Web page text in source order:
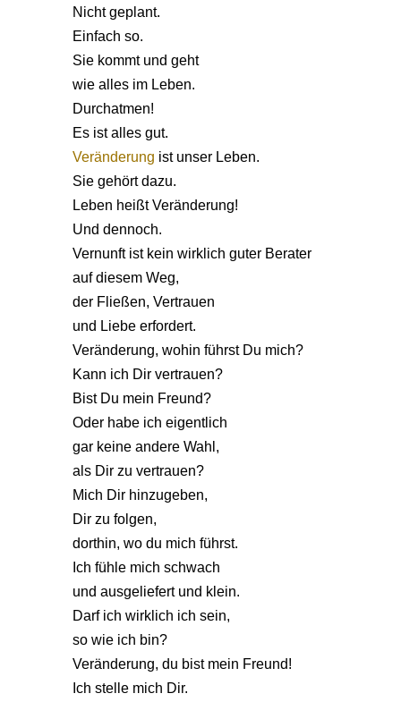
Nicht geplant.
Einfach so.
Sie kommt und geht
wie alles im Leben.
Durchatmen!
Es ist alles gut.
Veränderung ist unser Leben.
Sie gehört dazu.
Leben heißt Veränderung!
Und dennoch.
Vernunft ist kein wirklich guter Berater
auf diesem Weg,
der Fließen, Vertrauen
und Liebe erfordert.
Veränderung, wohin führst Du mich?
Kann ich Dir vertrauen?
Bist Du mein Freund?
Oder habe ich eigentlich
gar keine andere Wahl,
als Dir zu vertrauen?
Mich Dir hinzugeben,
Dir zu folgen,
dorthin, wo du mich führst.
Ich fühle mich schwach
und ausgeliefert und klein.
Darf ich wirklich ich sein,
so wie ich bin?
Veränderung, du bist mein Freund!
Ich stelle mich Dir.